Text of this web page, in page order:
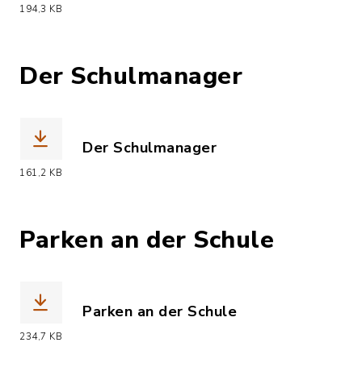
194,3 KB
Der Schulmanager
161,2 KB
Der Schulmanager
Parken an der Schule
234,7 KB
Parken an der Schule